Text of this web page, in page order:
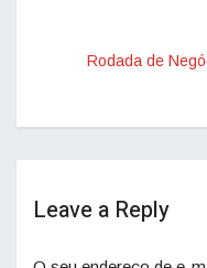
Rodada de
Leave a Reply